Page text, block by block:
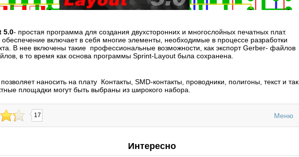
5.0- простая программа для создания двухсторонних и многослойных печатных плат.
включает в себя многие элементы, необходимые в процессе разработки
В нее включены такие профессиональные возможности, как экспорт Gerber- файлов
в то время как основа программы Sprint-Layout была сохранена.
наносить на плату Контакты, SMD-контакты, проводники, полигоны, текст и так
площадки могут быть выбраны из широкого набора.
17 Меню
Интересно